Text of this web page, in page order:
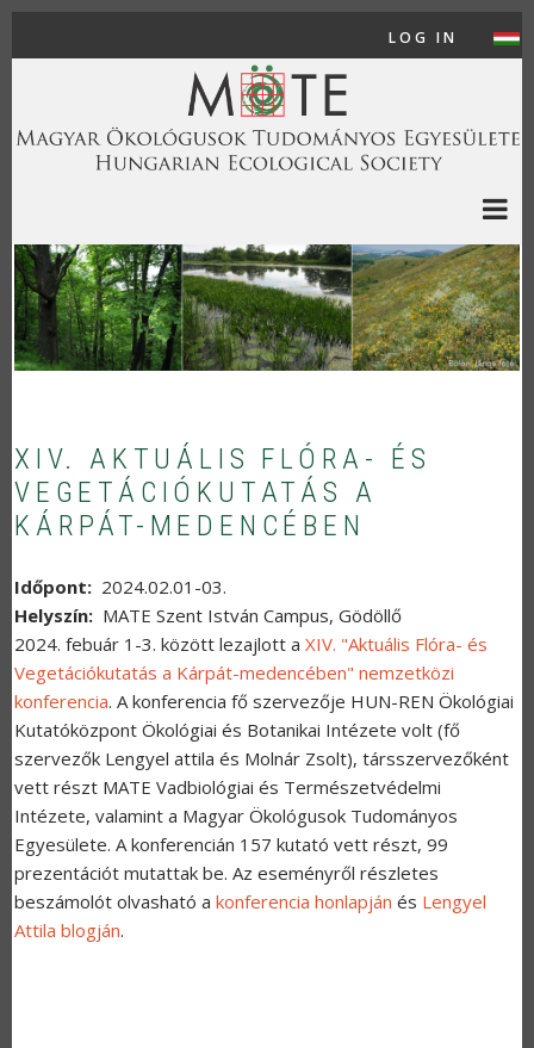
Skip to main content
USER
LOG IN
XIV. AKTUÁLIS FLÓRA- ÉS
VEGETÁCIÓKUTATÁS A
KÁRPÁT-MEDENCÉBEN
Időpont
2024.02.01-03.
Helyszín
MATE Szent István Campus, Gödöllő
2024. febuár 1-3. között lezajlott a XIV. "Aktuális Flóra- és
Vegetációkutatás a Kárpát-medencében" nemzetközi
konferencia. A konferencia fő szervezője HUN-REN Ökológiai
Kutatóközpont Ökológiai és Botanikai Intézete volt (fő
szervezők Lengyel attila és Molnár Zsolt), társszervezőként
vett részt MATE Vadbiológiai és Természetvédelmi
Intézete, valamint a Magyar Ökológusok Tudományos
Egyesülete. A konferencián 157 kutató vett részt, 99
prezentációt mutattak be. Az eseményről részletes
beszámolót olvasható a konferencia honlapján és Lengyel
Attila blogján.